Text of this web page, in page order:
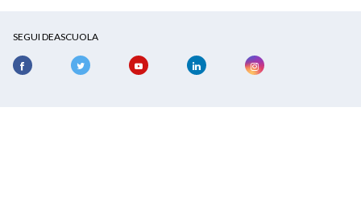
SEGUI DEASCUOLA